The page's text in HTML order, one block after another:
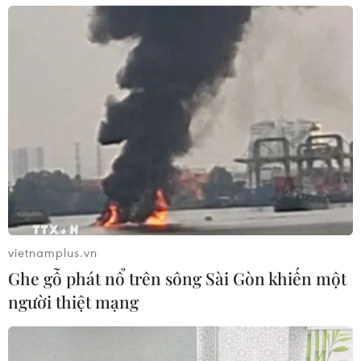
TP.HCM: Cần hơn 1,7 triệu liều vaccine
phục vụ tiêm chủng mở rộng
Thành phố Hồ Chí Minh cần nhiều nhất là vaccine bại
liệt uống (OPV) với 247.940 liều, vaccine DPT-VGB-HiB
(vaccine phối hợp phòng 5 bệnh: bạch hầu, ho gà, uốn
ván, viêm gan B...
vietnamplus.vn
Ghe gỗ phát nổ trên sông Sài Gòn khiến một
người thiệt mạng